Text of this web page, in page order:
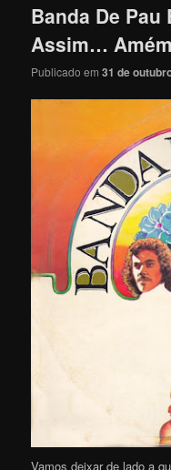
Banda De Pau
Assim…
Publicado em31 de
Vamos deixar de lado a